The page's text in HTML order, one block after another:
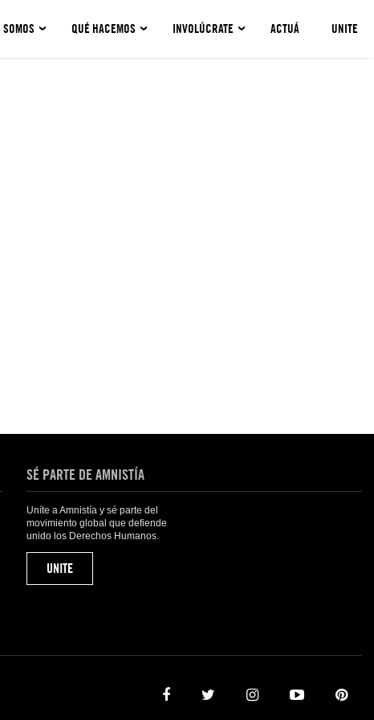
QUÉ HACEMOS INVOLÚCRATE ACTUÁ UNITE
SÉ PARTE DE AMNISTÍA
Uníte a Amnistía y sé parte del
movimiento global que defiende
unido los Derechos Humanos.
UNITE